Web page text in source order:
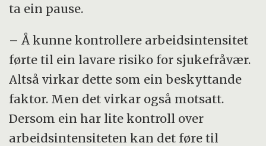
ta ein pause.
– Å kunne kontrollere arbeidsintensitet
førte til ein lavare risiko for sjukefråvær.
Altså virkar dette som ein beskyttande
faktor. Men det virkar også motsatt.
Dersom ein har lite kontroll over
arbeidsintensiteten kan det føre til